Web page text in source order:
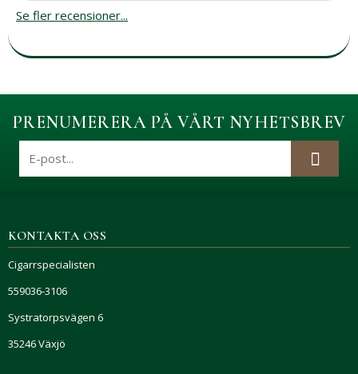
Se fler recensioner...
PRENUMERERA PÅ VÅRT NYHETSBREV
KONTAKTA OSS
Cigarrspecialisten
559036-3106
Systratorpsvägen 6
35246 Växjö